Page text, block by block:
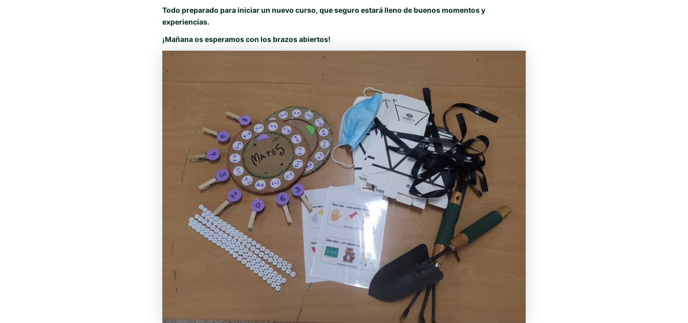
Todo preparado para iniciar un nuevo curso, que seguro estará lleno de buenos momentos y
experiencias.
¡Mañana os esperamos con los brazos abiertos!